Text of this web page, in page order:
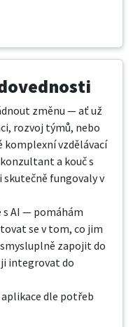
změnu — ať už
rozvoj týmů, nebo
komplexní vzdělávací
a kouč s
skutečně fungovaly v
s AI — pomáhám
se v tom, co jim
zapojit do
ji integrovat do
aplikace dle potřeb